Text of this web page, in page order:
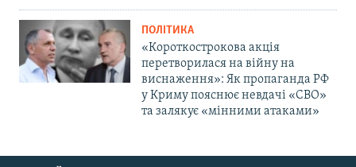
ПОЛІТИКА
«Короткострокова акція
перетворилася на війну на
виснаження»: Як пропаганда РФ
у Криму пояснює невдачі «СВО»
та залякує «мінними атаками»